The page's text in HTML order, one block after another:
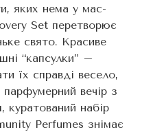
яких нема у мас-
Set перетворює
свято. Красиве
“капсулки” –
їх справді весело,
вечір з
набір
Perfumes знімає